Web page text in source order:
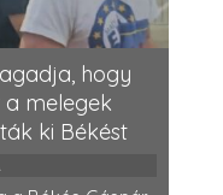
hogy
a melegek
ki Békést